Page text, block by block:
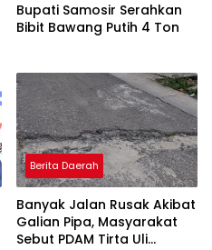
Bupati Samosir Serahkan
Bibit Bawang Putih 4 Ton
Berita Daerah
Banyak Jalan Rusak Akibat
Galian Pipa, Masyarakat
Sebut PDAM Tirta Uli